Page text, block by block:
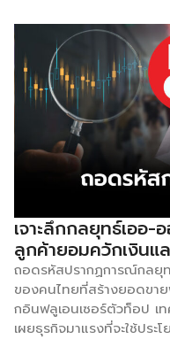
โดยประเด็นนี้เปรียบเสมือ
“ประสิทธิภาพ” กับ “อาร
การตลาดและบริหาร ข้อมู
เปลี่ยนการคาดเดาให้กลา
ช่วยให้เจ้าของธุรกิจทำแผ
เจาะลึกกลยุทธ์เออ-
ลูกค้ายอมควักเงินแ
ถอดรหัสปรากฏการณ์กลยุ
ของคนไทยที่สร้างยอดขา
กอินฟลูเอนเซอร์ตัวท็อป เ
เผยธุรกิจมาแรงที่จะใช้ปร